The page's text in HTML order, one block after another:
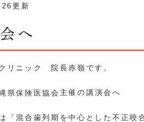
更新
へ
リニック 院長赤嶺です。
県保険医協会 主催の講演会へ
「混合歯列期を中心とした不正咬